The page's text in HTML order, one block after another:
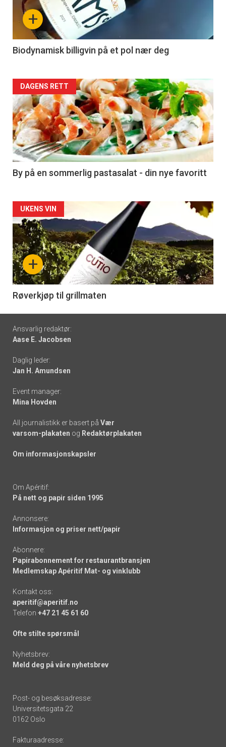
nå
4
+
Biodynamisk billigvin på et pol nær deg
Forsiden
akkurat
nå
-
5
DAGENS RETT
By på en sommerlig pastasalat - din nye favoritt
Forsiden
akkurat
nå
-
6
+
UKENS VIN
Røverkjøp til grillmaten
Footer
-
links
Ansvarlig redaktør:
Aase E. Jacobsen
Daglig leder:
Jan H. Amundsen
Event manager:
Mina Hovden
All journalistikk er basert på Vær
varsom-plakaten og Redaktørplakaten
Om informasjonskapsler
Om Apéritif:
På nett og papir siden 1995
Annonsere:
Informasjon og priser nett/papir
Abonnere:
Papirabonnement for restaurantbransjen
Medlemskap Apéritif Mat- og vinklubb
Kontakt oss:
aperitif@aperitif.no
Telefon +47 21 45 61 60
Ofte stilte spørsmål
Nyhetsbrev:
Meld deg på våre nyhetsbrev
Post- og besøksadresse:
Universitetsgata 22
0162 Oslo
Fakturaadresse: